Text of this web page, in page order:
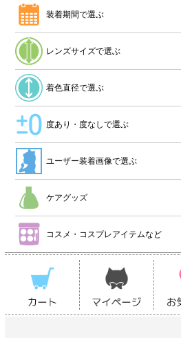
装着期間で選ぶ
レンズサイズで選ぶ
着色直径で選ぶ
度あり・度なしで選ぶ
ユーザー装着画像で選ぶ
ケアグッズ
コスメ・コスプレアイテムなど